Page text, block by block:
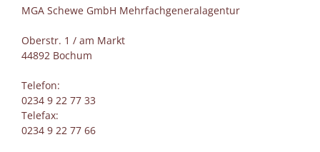
MGA Schewe GmbH Mehrfachgeneralagentur
Oberstr. 1 / am Markt
44892 Bochum
Telefon:
0234 9 22 77 33
Telefax:
0234 9 22 77 66